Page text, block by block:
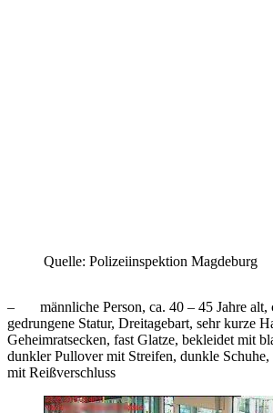
Quelle: Polizeiinspektion Magdeburg
– männliche Person, ca. 40 – 45 Jahre alt,
gedrungene Statur, Dreitagebart, sehr kurze
Geheimratsecken, fast Glatze, bekleidet mit
dunkler Pullover mit Streifen, dunkle
mit Reißverschluss